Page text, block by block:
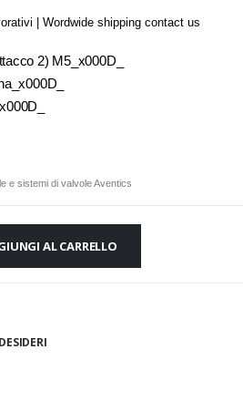
| Wordwide shipping contact us
2) M5_x000D_
e sistemi di valvole Aventics
AL CARRELLO